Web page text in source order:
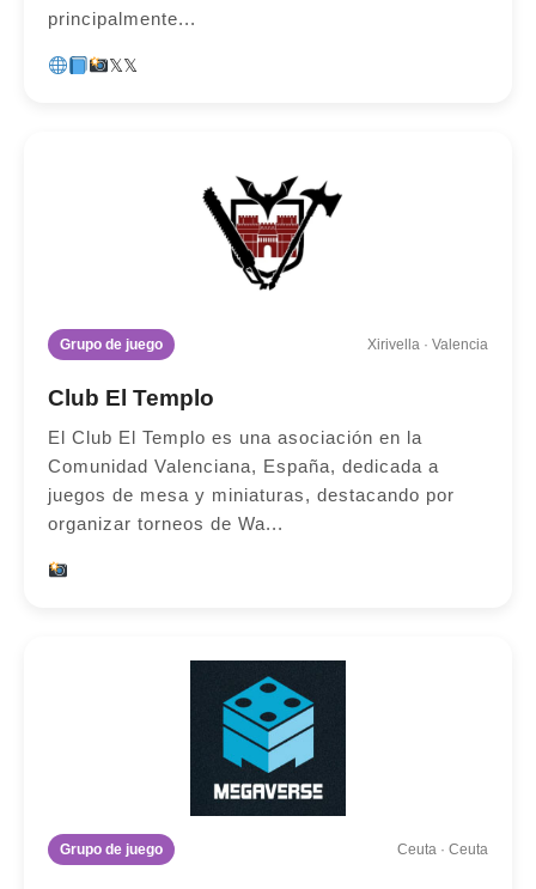
principalmente...
𝕏𝕏
Grupo de juego Xirivella · Valencia
Club El Templo
El Club El Templo es una asociación en la
Comunidad Valenciana, España, dedicada a
juegos de mesa y miniaturas, destacando por
organizar torneos de Wa...
Grupo de juego Ceuta · Ceuta